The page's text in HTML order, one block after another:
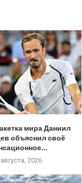
мира Даниил
объяснил своё
2026